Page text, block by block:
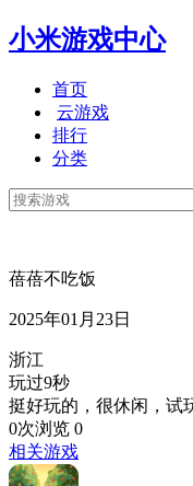
小米游戏中心
首页
云游戏
排行
分类
蓓蓓不吃饭
2025年01月23日
浙江
玩过9秒
挺好玩的，很休闲，试
0次浏览 0
相关游戏